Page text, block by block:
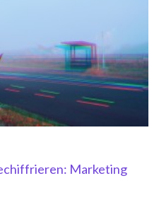
Marketing